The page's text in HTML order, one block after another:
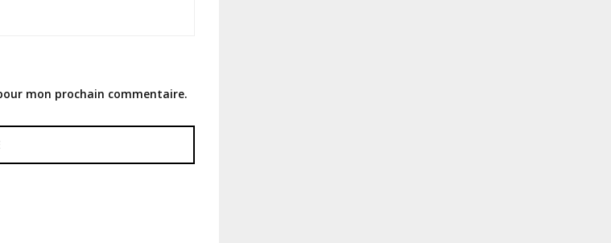
mon prochain commentaire.